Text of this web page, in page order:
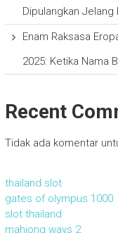
Dipulangkan Jelang
Enam Raksasa
2025: Ketika Nama
Recent
Tidak ada komentar
thailand slot
gates of olympus 1000
slot thailand
mahjong ways 2